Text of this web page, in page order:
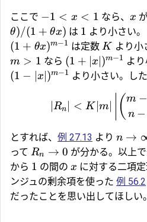
ここで −1 < x < 1 なら、 x
θ)/(1 + θx) は 1 より小さい
(1 + θx)m−1 は定数K より小
m > 1 なら (1 + ∣x )m−1 よ
(1 − x )m−1 より小さい。し
∣Rn < K m∣ ( n −
m −
とすれば、 例 27.13 より n →
って Rn → 0 が分かる。以上
から 1 の間の x に対する二項
ンジュの剰余項を使った 例 56.2
だったことを思い出してほしい。